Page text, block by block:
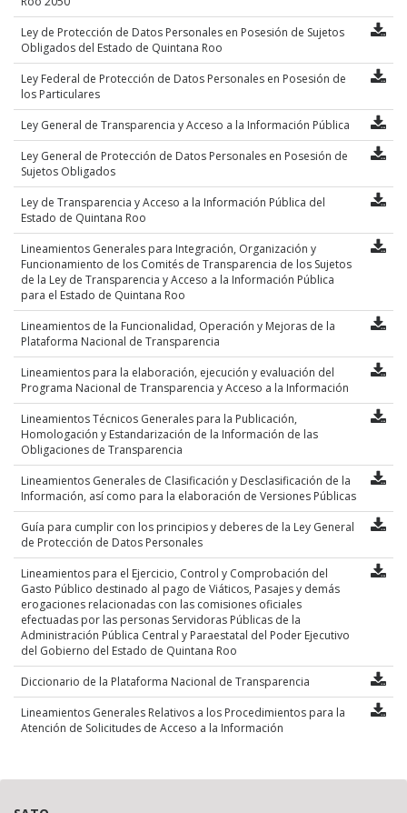
Ley de Protección de Datos Personales en Posesión de Sujetos
Obligados del Estado de Quintana Roo
Ley Federal de Protección de Datos Personales en Posesión de
los Particulares
Ley General de Transparencia y Acceso a la Información Pública
Ley General de Protección de Datos Personales en Posesión de
Sujetos Obligados
Ley de Transparencia y Acceso a la Información Pública del
Estado de Quintana Roo
Lineamientos Generales para Integración, Organización y
Funcionamiento de los Comités de Transparencia de los Sujetos
de la Ley de Transparencia y Acceso a la Información Pública
para el Estado de Quintana Roo
Lineamientos de la Funcionalidad, Operación y Mejoras de la
Plataforma Nacional de Transparencia
Lineamientos para la elaboración, ejecución y evaluación del
Programa Nacional de Transparencia y Acceso a la Información
Lineamientos Técnicos Generales para la Publicación,
Homologación y Estandarización de la Información de las
Obligaciones de Transparencia
Lineamientos Generales de Clasificación y Desclasificación de la
Información, así como para la elaboración de Versiones Públicas
Guía para cumplir con los principios y deberes de la Ley General
de Protección de Datos Personales
Lineamientos para el Ejercicio, Control y Comprobación del
Gasto Público destinado al pago de Viáticos, Pasajes y demás
erogaciones relacionadas con las comisiones oficiales
efectuadas por las personas Servidoras Públicas de la
Administración Pública Central y Paraestatal del Poder Ejecutivo
del Gobierno del Estado de Quintana Roo
Diccionario de la Plataforma Nacional de Transparencia
Lineamientos Generales Relativos a los Procedimientos para la
Atención de Solicitudes de Acceso a la Información